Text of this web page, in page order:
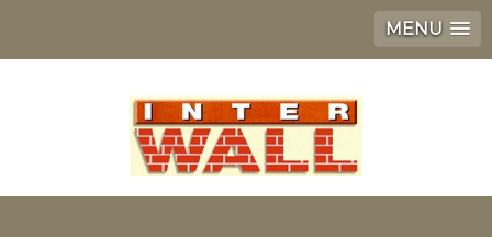
MENU